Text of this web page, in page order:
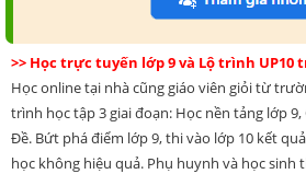
>> Học trực tuyến lớp 9 và Lộ trình UP10
Học online tại nhà cũng giáo viên giỏi từ
trình học tập 3 giai đoạn: Học nền tảng lớp
Đề. Bứt phá điểm lớp 9, thi vào lớp 10 kết
học không hiệu quả. Phụ huynh và học sinh